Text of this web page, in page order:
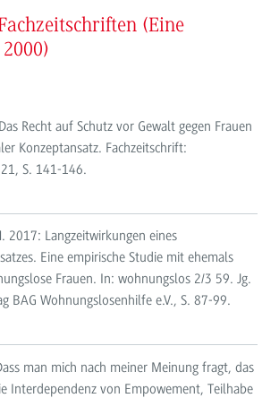
(Eine
Recht auf Schutz vor Gewalt gegen Frauen
Konzeptansatz. Fachzeitschrift:
S. 141-146.
2017: Langzeitwirkungen eines
Eine empirische Studie mit ehemals
Frauen. In: wohnungslos 2/3 59. Jg.
BAG Wohnungslosenhilfe e.V., S. 87-99.
man mich nach meiner Meinung fragt, das
Interdependenz von Empowement, Teilhabe